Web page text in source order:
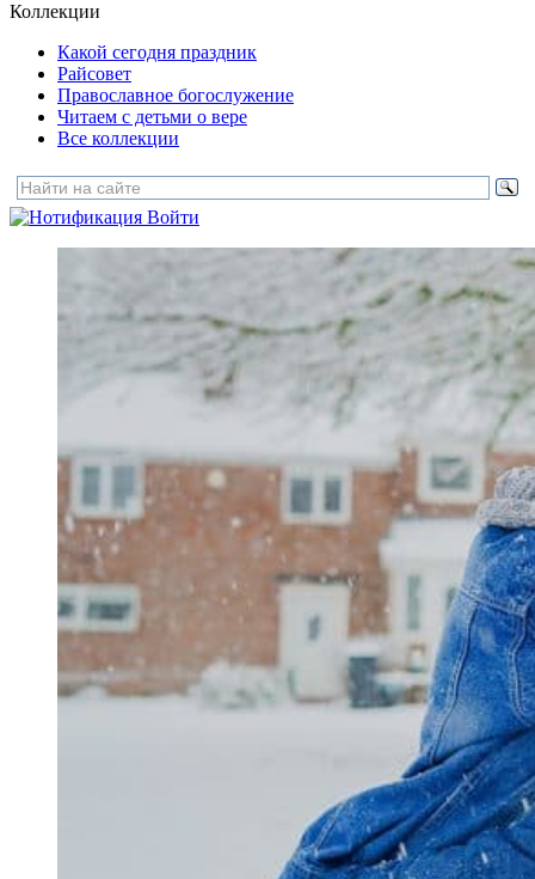
Коллекции
Какой сегодня праздник
Райсовет
Православное богослужение
Читаем с детьми о вере
Все коллекции
Войти